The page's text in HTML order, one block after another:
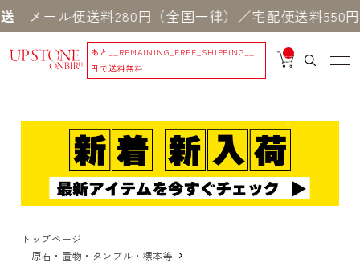
便送料280円（全国一律）／宅配便送料550円 ※
あと
__REMAINING_FREE_SHIPPING__
円で送料無料
__
IT
_
トップページ
原石・置物・タンブル・標本等